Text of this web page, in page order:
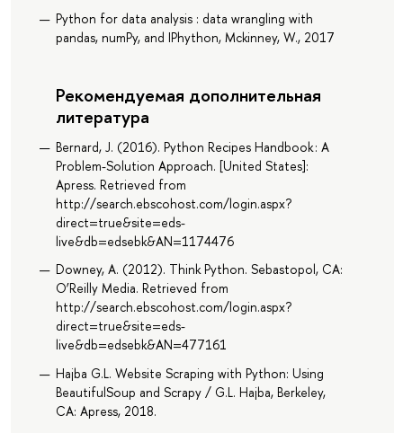
Python for data analysis : data wrangling with
pandas, numPy, and IPhython, Mckinney, W., 2017
Рекомендуемая дополнительная
литература
Bernard, J. (2016). Python Recipes Handbook : A
Problem-Solution Approach. [United States]:
Apress. Retrieved from
http://search.ebscohost.com/login.aspx?
direct=true&site=eds-
live&db=edsebk&AN=1174476
Downey, A. (2012). Think Python. Sebastopol, CA:
O’Reilly Media. Retrieved from
http://search.ebscohost.com/login.aspx?
direct=true&site=eds-
live&db=edsebk&AN=477161
Hajba G.L. Website Scraping with Python: Using
BeautifulSoup and Scrapy / G.L. Hajba, Berkeley,
CA: Apress, 2018.